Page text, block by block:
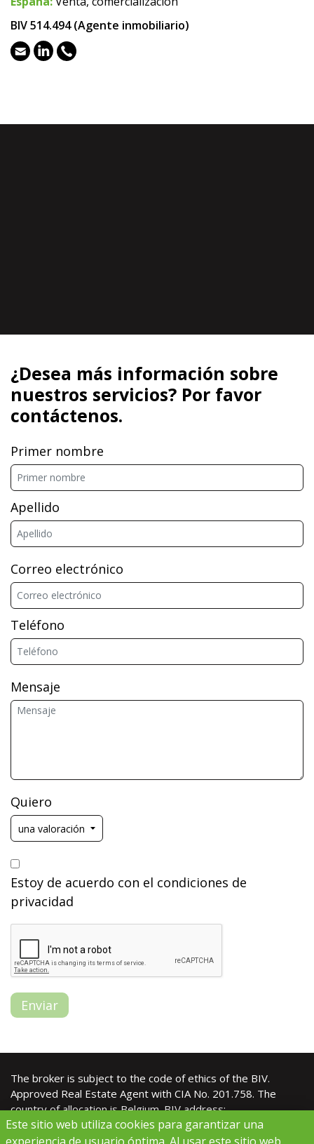
BIV 514.494 (Agente inmobiliario)
¿Desea más información sobre
nuestros servicios? Por favor
contáctenos.
Primer nombre
Apellido
Correo electrónico
Teléfono
Mensaje
Quiero
Estoy de acuerdo con el condiciones de
privacidad
Enviar
The broker is subject to the code of ethics of the BIV.
Approved Real Estate Agent with CIA No. 201.758. The
country of allocation is Belgium. BIV address:
Luxemburgstraat 16B, 1000 Brussels. CIA duties: Royal
Decree of 27 September 2006
Este sitio web utiliza cookies para garantizar una